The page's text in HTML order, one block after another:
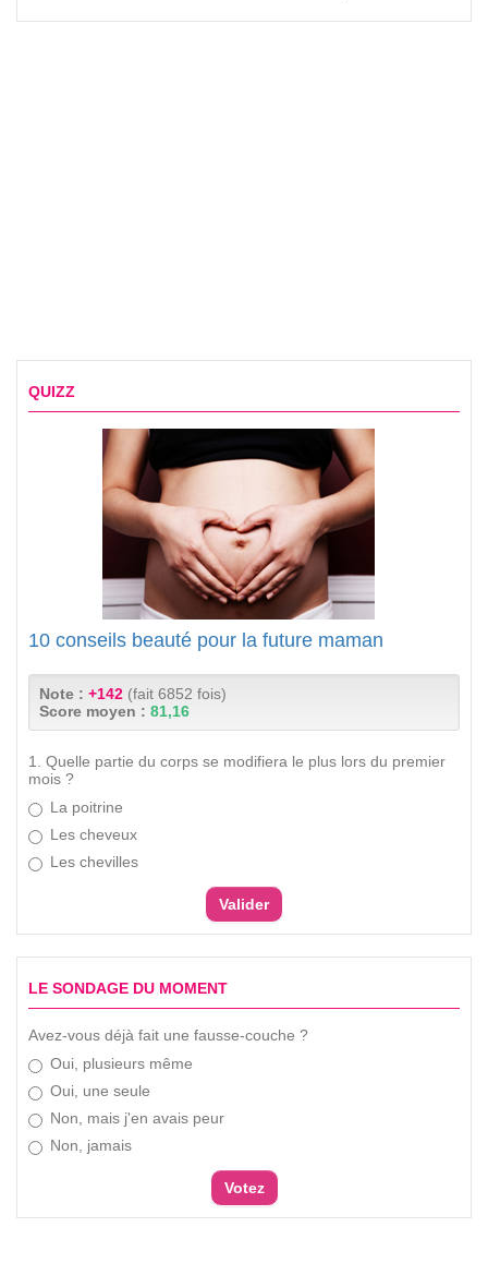
QUIZZ
10 conseils beauté pour la future maman
Note : +142 (fait 6852 fois)
Score moyen : 81,16
1. Quelle partie du corps se modifiera le plus lors du premier
mois ?
La poitrine
Les cheveux
Les chevilles
LE SONDAGE DU MOMENT
Avez-vous déjà fait une fausse-couche ?
Oui, plusieurs même
Oui, une seule
Non, mais j'en avais peur
Non, jamais